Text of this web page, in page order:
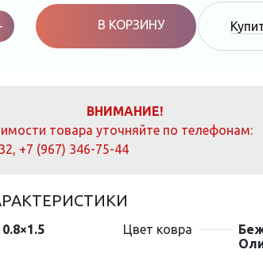
В КОРЗИНУ
ВНИМАНИЕ!
товара уточняйте по телефонам:
, +7 (967) 346-75-44
0.8×1.5 Цвет ковра